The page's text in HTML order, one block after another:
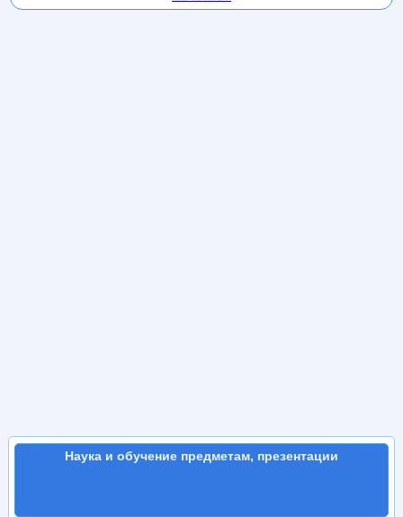
Наука и обучение предметам, презентации